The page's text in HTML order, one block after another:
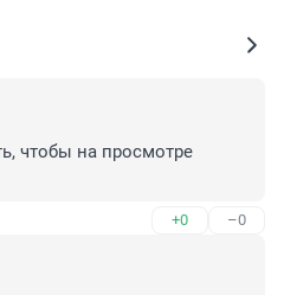
чтобы на просмотре
+0 –0